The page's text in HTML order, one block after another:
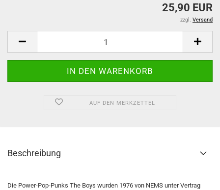
25,90 EUR
zzgl. Versand
AUF DEN MERKZETTEL
Beschreibung
Die Power-Pop-Punks The Boys wurden 1976 von NEMS unter Vertrag